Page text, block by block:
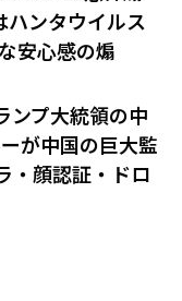
ハンタウイルス
安心感の煽
ンプ大統領の中
が中国の巨大監
・顔認証・ドロ